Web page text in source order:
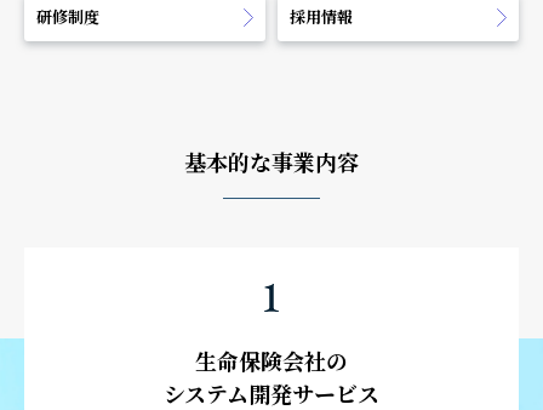
研修制度 採用情報
基本的な事業内容
生命保険会社の
システム開発サービス